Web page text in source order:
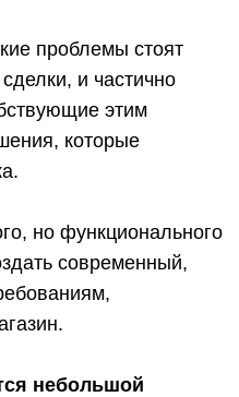
проблемы стоят
и частично
этим
которые
но функционального
современный,
небольшой